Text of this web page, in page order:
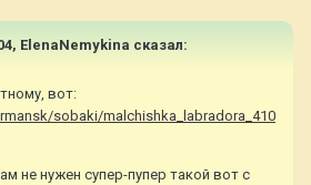
ElenaNemykina сказал:
вот:
sobaki/malchishka_labradora_410
не нужен супер-пупер такой вот с